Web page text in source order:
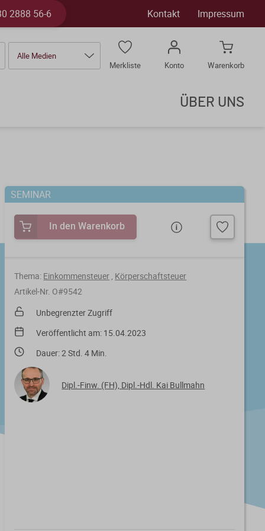
2888 56-6 Kontakt Impressum
Alle Medien
Merkliste
Konto Warenkorb
ÜBER UNS
SEMINAR
In den Warenkorb
Thema: Einkommensteuer , Körperschaftsteuer
Artikel-Nr. O#9542
Unbegrenzter Zugriff
Veröffentlicht am: 15.04.2023
Dauer: 2 Std. 4 Min.
Dipl.-Finw. (FH), Dipl.-Hdl. Kai Bullmahn